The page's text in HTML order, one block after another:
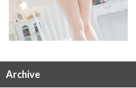
Archive